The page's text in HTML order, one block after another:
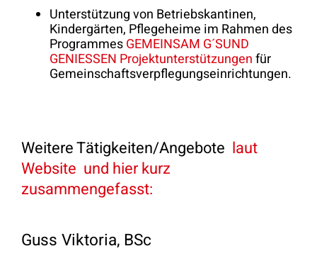
Unterstützung von Betriebskantinen,
Kindergärten, Pflegeheime im Rahmen des
ProgrammesGEMEINSAM G´SUND
GENIESSEN Projektunterstützungenfür
Gemeinschaftsverpflegungseinrichtungen.
Weitere Tätigkeiten/Angebote laut
Website und hier kurz
zusammengefasst:
Guss Viktoria, BSc